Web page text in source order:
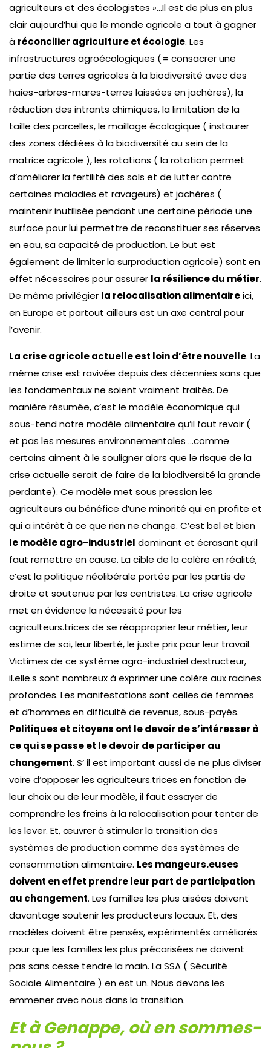
agriculteurs et des écologistes »…Il est de plus en plus
clair aujourd’hui que le monde agricole a tout à gagner
à réconcilier agriculture et écologie. Les
infrastructures agroécologiques (= consacrer une
partie des terres agricoles à la biodiversité avec des
haies-arbres-mares-terres laissées en jachères), la
réduction des intrants chimiques, la limitation de la
taille des parcelles, le maillage écologique ( instaurer
des zones dédiées à la biodiversité au sein de la
matrice agricole ), les rotations ( la rotation permet
d’améliorer la fertilité des sols et de lutter contre
certaines maladies et ravageurs) et jachères (
maintenir inutilisée pendant une certaine période une
surface pour lui permettre de reconstituer ses réserves
en eau, sa capacité de production. Le but est
également de limiter la surproduction agricole) sont en
effet nécessaires pour assurer la résilience du métier.
De même privilégier la relocalisation alimentaireici,
en Europe et partout ailleurs est un axe central pour
l’avenir.
La crise agricole actuelle est loin d’être nouvelle. La
même crise est ravivée depuis des décennies sans que
les fondamentaux ne soient vraiment traités. De
manière résumée, c’est le modèle économique qui
sous-tend notre modèle alimentaire qu’il faut revoir (
et pas les mesures environnementales …comme
certains aiment à le souligner alors que le risque de la
crise actuelle serait de faire de la biodiversité la grande
perdante). Ce modèle met sous pression les
agriculteurs au bénéfice d’une minorité qui en profite et
qui a intérêt à ce que rien ne change. C’est bel et bien
le modèle agro-industriel dominant et écrasant qu’il
faut remettre en cause. La cible de la colère en réalité,
c’est la politique néolibérale portée par les partis de
droite et soutenue par les centristes. La crise agricole
met en évidence la nécessité pour les
agriculteurs.trices de se réapproprier leur métier, leur
estime de soi, leur liberté, le juste prix pour leur travail.
Victimes de ce système agro-industriel destructeur,
il.elle.s sont nombreux à exprimer une colère aux racines
profondes. Les manifestations sont celles de femmes
et d’hommes en difficulté de revenus, sous-payés.
Politiques et citoyens ont le devoir de s’intéresser à
ce qui se passe et le devoir de participer au
changement. S’ il est important aussi de ne plus diviser
voire d’opposer les agriculteurs.trices en fonction de
leur choix ou de leur modèle, il faut essayer de
comprendre les freins à la relocalisation pour tenter de
les lever. Et, œuvrer à stimuler la transition des
systèmes de production comme des systèmes de
consommation alimentaire. Les mangeurs.euses
doivent en effet prendre leur part de participation
au changement. Les familles les plus aisées doivent
davantage soutenir les producteurs locaux. Et, des
modèles doivent être pensés, expérimentés améliorés
pour que les familles les plus précarisées ne doivent
pas sans cesse tendre la main. La SSA ( Sécurité
Sociale Alimentaire ) en est un. Nous devons les
emmener avec nous dans la transition.
Et à Genappe, où en sommes-